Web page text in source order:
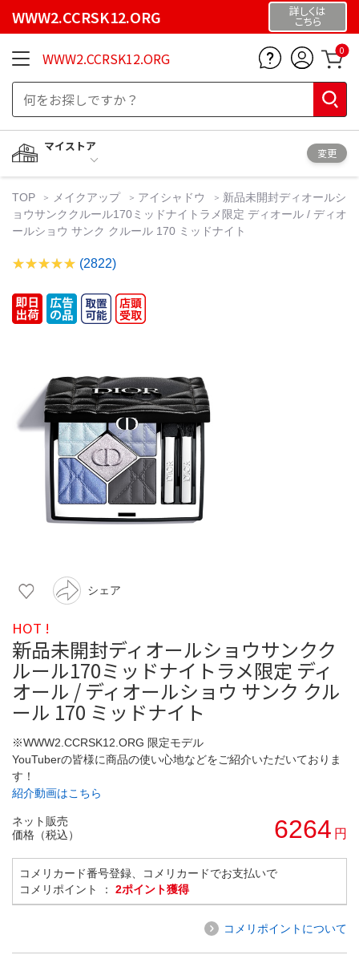
WWW2.CCRSK12.ORG 詳しくは
こちら
WWW2.CCRSK12.ORG 0
マイストア
変更
TOP メイクアップ アイシャドウ
新品未開封ディオールシ
ョウサンククルール170ミッドナイトラメ限定 ディオール / ディオ
ールショウ サンク クルール 170 ミッドナイト
(2822)
シェア
HOT !
新品未開封ディオールショウサンクク
ルール170ミッドナイトラメ限定 ディ
オール / ディオールショウ サンク クル
ール 170 ミッドナイト
※WWW2.CCRSK12.ORG 限定モデル
YouTuberの皆様に商品の使い心地などをご紹介いただいておりま
す！
紹介動画はこちら
ネット販売
価格（税込）
6264 円
コメリカード番号登録、コメリカードでお支払いで
コメリポイント ： 2ポイント獲得
コメリポイントについて